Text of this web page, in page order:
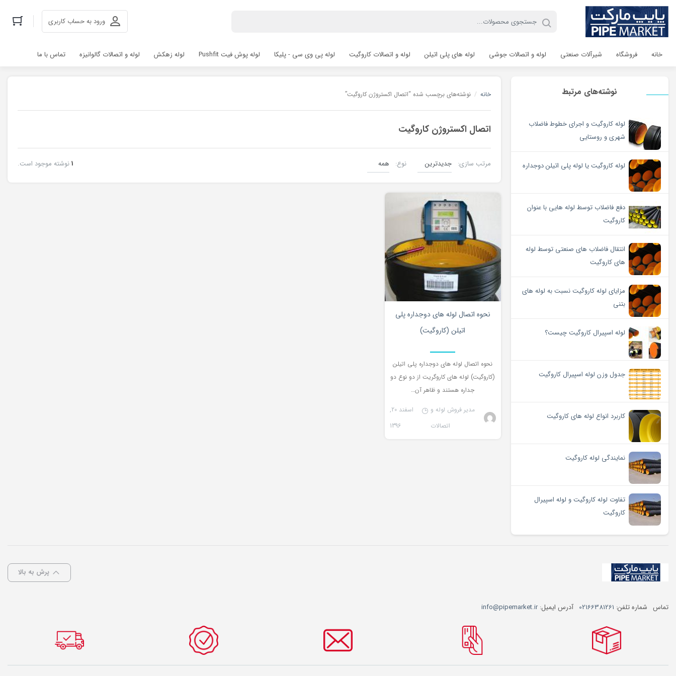
ورود به حساب کاربری
خانه فروشگاه شیرآلات صنعتی لوله و اتصالات جوشی لوله های پلی اتیلن لوله و اتصالات کاروگیت لوله پی وی سی - پلیکا لوله پوش فیت Pushfit لوله زهکش لوله و اتصالات گالوانیزه تماس با ما
نوشته‌های مرتبط
لوله کاروگیت و اجرای خطوط فاضلاب
شهری و روستایی
لوله کاروگیت یا لوله پلی اتیلن دوجداره
دفع فاضلاب توسط لوله هایی با عنوان
کاروگیت
انتقال فاضلاب های صنعتی توسط لوله
های کاروگیت
مزایای لوله کاروگیت نسبت به لوله های
بتنی
لوله اسپیرال کاروگیت چیست؟
جدول وزن لوله اسپیرال کاروگیت
کاربرد انواع لوله های کاروگیت
نمایندگی لوله کاروگیت
تفاوت لوله کاروگیت و لوله اسپیرال
کاروگیت
خانه / نوشته‌های برچسب شده “اتصال اکستروژن کاروگیت”
اتصال اکستروژن کاروگیت
مرتب سازی: نوع: 1نوشته موجود است.
نحوه اتصال لوله های دوجداره پلی
اتیلن (کاروگیت)
نحوه اتصال لوله های دوجداره پلی اتیلن
(کاروگیت) لوله های کاروگریت از دو نوع دو
جداره هستند و ظاهر آن…
مدیر فروش لوله و
اتصالات
اسفند 20,
1396
پرش به بالا
تماس شماره تلفن: 02166381261 آدرس ایمیل:info@pipemarket.ir